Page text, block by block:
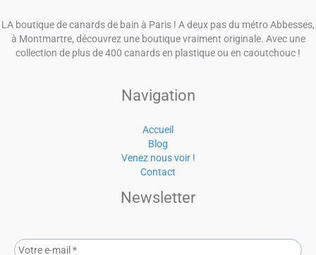
LA boutique de canards de bain à Paris ! A deux pas du métro Abbesses,
à Montmartre, découvrez une boutique vraiment originale. Avec une
collection de plus de 400 canards en plastique ou en caoutchouc !
Navigation
Accueil
Blog
Venez nous voir !
Contact
Newsletter